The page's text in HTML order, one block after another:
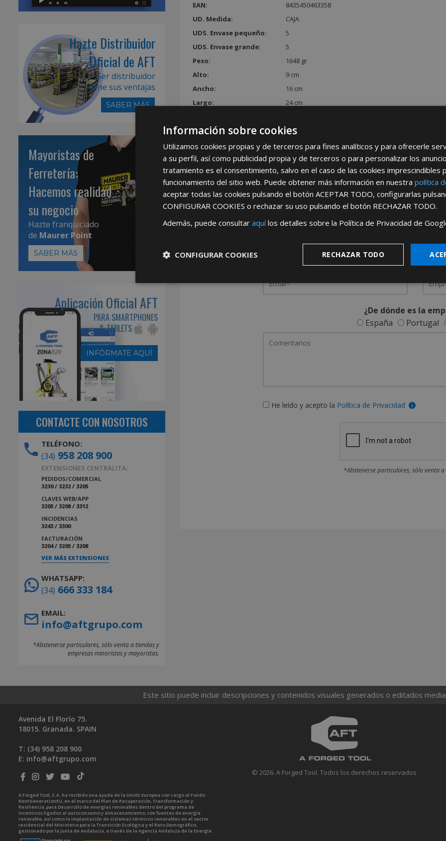
EAN:
8435450463358
UD. Medida:
CAJA
UDS. Envase pequeño:
5
UDS. Envase grande:
5
Peso:
1648 gr
Alto:
9 cm
Ancho:
16 cm
Largo:
24 cm
REGÍSTRATE PARA HACERTE
Desdeaquípodrá ver todas las
Rellene este formulario y nos pondremos en contacto
¿De dónde es la
España
Portugal
He leído y acepto la Política de Privacidad
*Abstenerse particulares, sólo venta
Hazte Distribuidor
Oficial de AFT
Ser distribuidor
tiene sus ventajas
SABER MÁS
Mayoristas de
Ferretería:
Hacemos realidad
su negocio
Hazte franquiciado
de Maurer Point
SABER MÁS
Aplicación Oficial AFT
PARA SMARTPHONES
& TABLETS
INFÓRMATE AQUÍ
CONTACTE CON NOSOTROS
TELÉFONO:
(34) 958 208 900
EXTENSIONES CENTRALITA:
PEDIDOS/COMERCIAL
3230 / 3232 / 3205
CLAVES WEB/APP
3205 / 3208 / 3312
INCIDENCIAS
3243 / 3300
FACTURACIÓN
3204 / 3205 / 3208
VER MÁS EXTENSIONES
WHATSAPP:
(34) 666 333 184
EMAIL:
info@aftgrupo.com
*Abstenerse particulares, sólo venta a tiendas y
empresas minoristas y mayoristas.
Este sitio puede incluir descripciones y contenidos visuales generados o editados
© 2026. A Forged Tool. Todos los derechos reservados
Avenida El Florío 75.
18015. Granada. SPAIN
T: (34) 958 208 900
E: info@aftgrupo.com
A Forged Tool, S.A. ha recibido una ayuda de la Unión Europea con cargo al Fondo
NextGenerationEU, en el marco del Plan de Recuperación, Transformación y
Resiliencia, para Desarrollo de energías renovables dentro del programa de
incentivos ligados al autoconsumo y almacenamiento, con fuentes de energía
renovable, así como la implantación de sistemas térmicos renovables en el sector
residencial del Ministerio para la Transición Ecológica y el Reto Demográfico,
gestionado por la Junta de Andalucía, a través de la Agencia Andaluza de la Energía.
Información sobre cookies
Utilizamos cookies propias y de terceros para fines analíticos y para ofrecerle
a su perfil, así como publicidad propia y de terceros o para personalizar los
tratamiento es el consentimiento, salvo en el caso de las cookies imprescindibles
funcionamiento del sitio web. Puede obtener más información en nuestra política
aceptar todas las cookies pulsando el botón ACEPTAR TODO, configurarlas
CONFIGURAR COOKIES o rechazar su uso pulsando el botón RECHAZAR TODO.
Además, puede consultar aquílos detalles sobre la Política de Privacidad de
RECHAZAR TODO
CONFIGURAR COOKIES